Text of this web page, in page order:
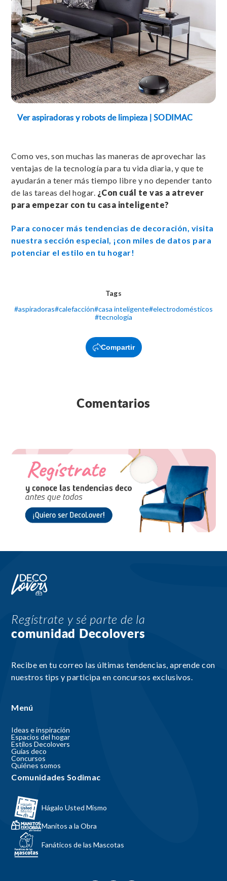
Ver aspiradoras y robots de limpieza | SODIMAC
Como ves, son muchas las maneras de aprovechar las
ventajas de la tecnología para tu vida diaria, y que te
ayudarán a tener más tiempo libre y no depender tanto
de las tareas del hogar. ¿Con cuál te vas a atrever
para empezar con tu casa inteligente?
Para conocer más tendencias de decoración, visita
nuestra sección especial, ¡con miles de datos para
potenciar el estilo en tu hogar!
Tags
#aspiradoras#calefacción#casa inteligente#electrodomésticos
#tecnología
Compartir
Comentarios
Regístrate y sé parte de la
comunidad Decolovers
Recibe en tu correo las últimas tendencias, aprende con
nuestros tips y participa en concursos exclusivos.
Menú
Ideas e inspiración
Espacios del hogar
Estilos Decolovers
Guías deco
Concursos
Quiénes somos
Comunidades Sodimac
Hágalo Usted Mismo
Manitos a la Obra
Fanáticos de las Mascotas